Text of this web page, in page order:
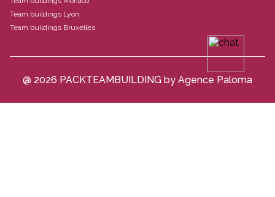
Team buildings Lyon
Team buildings Bruxelles
@ 2026 PACKTEAMBUILDING by Agence Paloma